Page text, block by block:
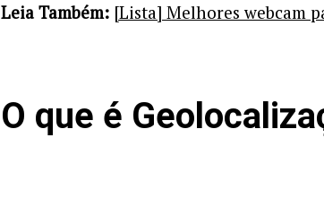
Leia Também: [Lista] Melhores webcam
O que é